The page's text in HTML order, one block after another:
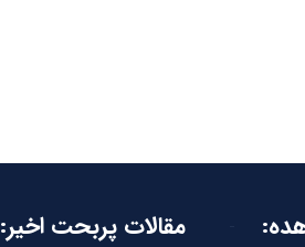
مقالات پربحت اخیر: